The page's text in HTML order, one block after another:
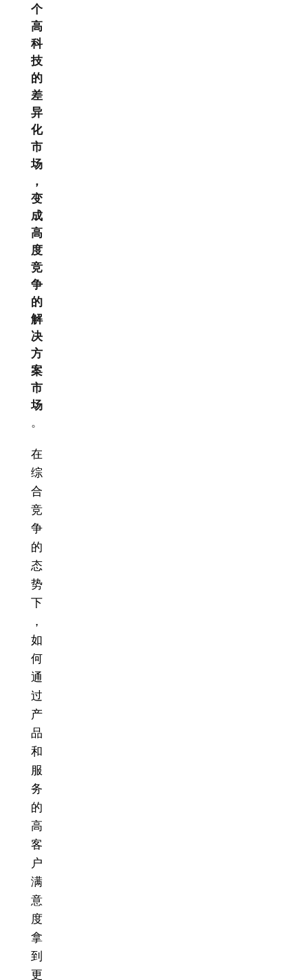
个
高
科
技
的
差
异
化
市
场
，
变
成
高
度
竞
争
的
解
决
方
案
市
场
。
在
综
合
竞
争
的
态
势
下
，
如
何
通
过
产
品
和
服
务
的
高
客
户
满
意
度
拿
到
更